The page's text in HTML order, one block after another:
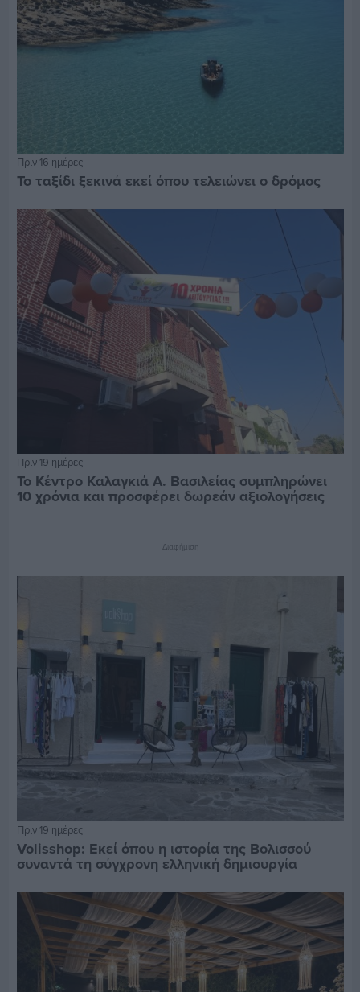
Πριν 16 ημέρες
Το ταξίδι ξεκινά εκεί όπου τελειώνει ο δρόμος
Πριν 19 ημέρες
Το Κέντρο Καλαγκιά Α. Βασιλείας συμπληρώνει
10 χρόνια και προσφέρει δωρεάν αξιολογήσεις
Διαφήμιση
Πριν 19 ημέρες
Volisshop: Εκεί όπου η ιστορία της Βολισσού
συναντά τη σύγχρονη ελληνική δημιουργία